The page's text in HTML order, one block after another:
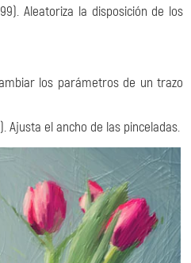
Aleatoriza la disposición de los
los parámetros de un trazo
Ajusta el ancho de las pinceladas.